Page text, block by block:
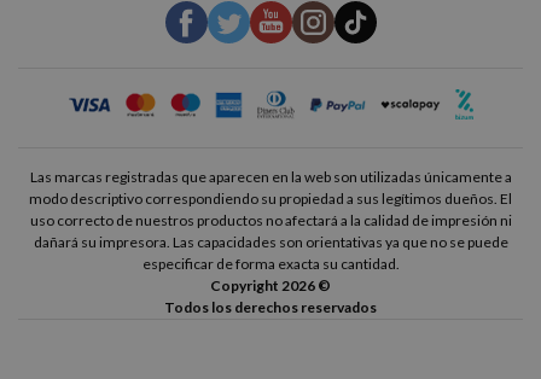
Las marcas registradas que aparecen en la web son utilizadas únicamente a
modo descriptivo correspondiendo su propiedad a sus legítimos dueños. El
uso correcto de nuestros productos no afectará a la calidad de impresión ni
dañará su impresora. Las capacidades son orientativas ya que no se puede
especificar de forma exacta su cantidad.
Copyright 2026 ©
Todos los derechos reservados